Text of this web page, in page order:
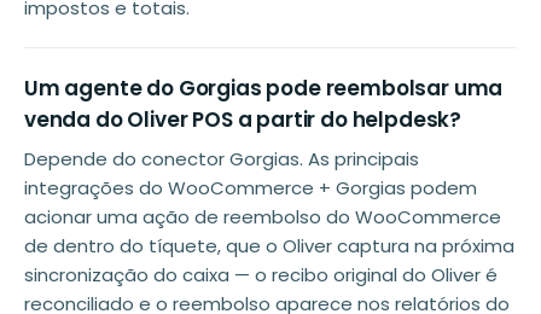
impostos e totais.
Um agente do Gorgias pode reembolsar uma
venda do Oliver POS a partir do helpdesk?
Depende do conector Gorgias. As principais
integrações do WooCommerce + Gorgias podem
acionar uma ação de reembolso do WooCommerce
de dentro do tíquete, que o Oliver captura na próxima
sincronização do caixa — o recibo original do Oliver é
reconciliado e o reembolso aparece nos relatórios do